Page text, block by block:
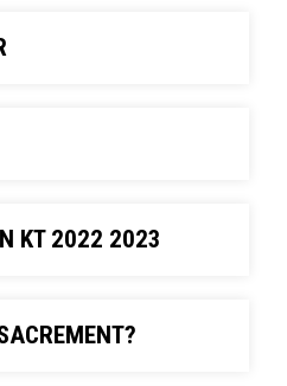
KT 2022 2023